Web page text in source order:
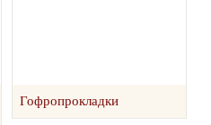
Гофропрокладки